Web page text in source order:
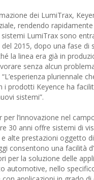
dei LumiTrax,
rendendo
sistemi LumiTrax sono
2015, dopo una fase di
la linea era già in
senza alcun
pluriennale
i prodotti Keyence ha
sistemi”.
per l’innovazione nel
30 anni offre sistemi di
alte prestazioni oggetto
consentono una facilità
per la soluzione delle
automotive, nello